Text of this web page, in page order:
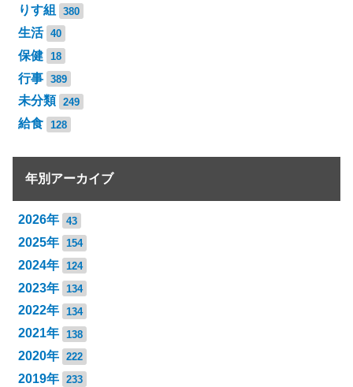
りす組 380
生活 40
保健 18
行事 389
未分類 249
給食 128
年別アーカイブ
2026年 43
2025年 154
2024年 124
2023年 134
2022年 134
2021年 138
2020年 222
2019年 233